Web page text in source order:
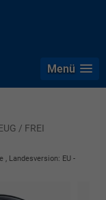
Menü
/ FREI
, Landesversion: EU -